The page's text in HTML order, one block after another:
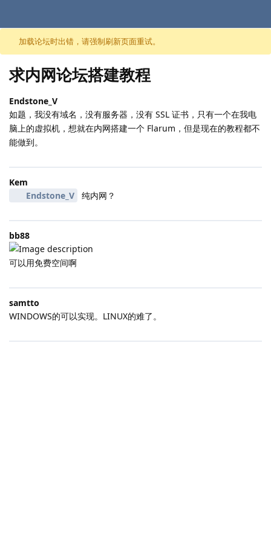
跳至内容
加载论坛时出错，请强制刷新页面重试。
求内网论坛搭建教程
Endstone_V
如题，我没有域名，没有服务器，没有 SSL 证书，只有一个在我电
脑上的虚拟机，想就在内网搭建一个 Flarum，但是现在的教程都不
能做到。
Kem
Endstone_V
纯内网？
bb88
可以用免费空间啊
samtto
WINDOWS的可以实现。LINUX的难了。